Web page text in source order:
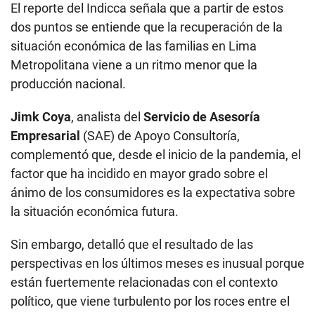
El reporte del Indicca señala que a partir de estos
dos puntos se entiende que la recuperación de la
situación económica de las familias en Lima
Metropolitana viene a un ritmo menor que la
producción nacional.
Jimk Coya, analista del Servicio de Asesoría
Empresarial (SAE) de Apoyo Consultoría,
complementó que, desde el inicio de la pandemia, el
factor que ha incidido en mayor grado sobre el
ánimo de los consumidores es la expectativa sobre
la situación económica futura.
Sin embargo, detalló que el resultado de las
perspectivas en los últimos meses es inusual porque
están fuertemente relacionadas con el contexto
político, que viene turbulento por los roces entre el